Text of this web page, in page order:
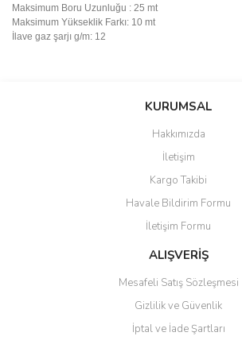
Maksimum Boru Uzunluğu : 25 mt
Maksimum Yükseklik Farkı: 10 mt
İlave gaz şarjı g/m: 12
Bu ürüne ilk yorumu siz yapın!
Yorum Yaz
Ürün resmi kalitesiz, bozuk veya
Ürün açıklamasında eksik bilgiler bulunuyor.
Ürün bilgilerinde hatalar bulunuyor.
Ürün fiyatı diğer sitelerden daha pahalı.
Bu ürüne benzer farklı alternatifler olmalı.
KURUMSAL
Hakkımızda
İletişim
Kargo Takibi
Havale Bildirim Formu
İletişim Formu
ALIŞVERİŞ
Mesafeli Satış Sözleşmesi
Gizlilik ve Güvenlik
İptal ve İade Şartları